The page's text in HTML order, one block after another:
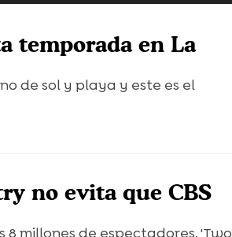
temporada en La
de sol y playa y este es el
no evita que CBS
8 millones de espectadores. 'Two